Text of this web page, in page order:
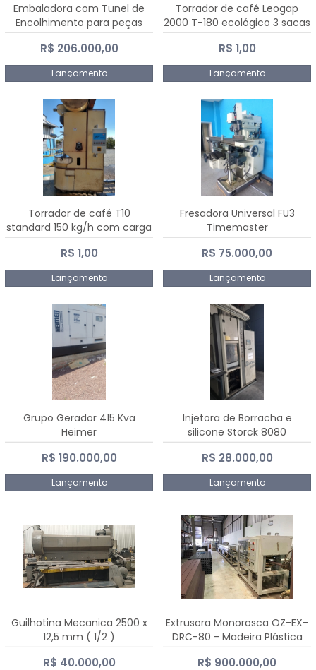
Embaladora com Tunel de
Encolhimento para peças
grandes portas janelas -
Dalmak
R$ 206.000,00
Lançamento
Torrador de café Leogap
2000 T-180 ecológico 3 sacas
de carga 540 kg/h
R$ 1,00
Lançamento
Torrador de café T10
standard 150 kg/h com carga
de 10 kg
R$ 1,00
Lançamento
Fresadora Universal FU3
Timemaster
R$ 75.000,00
Lançamento
Grupo Gerador 415 Kva
Heimer
R$ 190.000,00
Lançamento
Injetora de Borracha e
silicone Storck 8080
R$ 28.000,00
Lançamento
Guilhotina Mecanica 2500 x
12,5 mm ( 1/2 )
R$ 40.000,00
Extrusora Monorosca OZ-EX-
DRC-80 - Madeira Plástica
R$ 900.000,00